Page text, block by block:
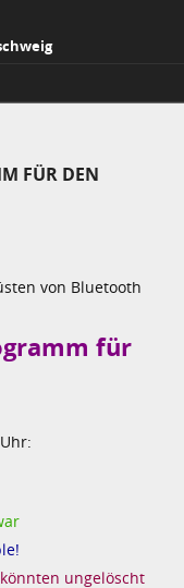
FÜR DEN
von Bluetooth
für
ungelöscht